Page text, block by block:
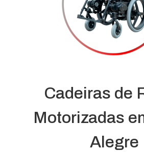
Cadeiras de
Motorizadas
Alegre